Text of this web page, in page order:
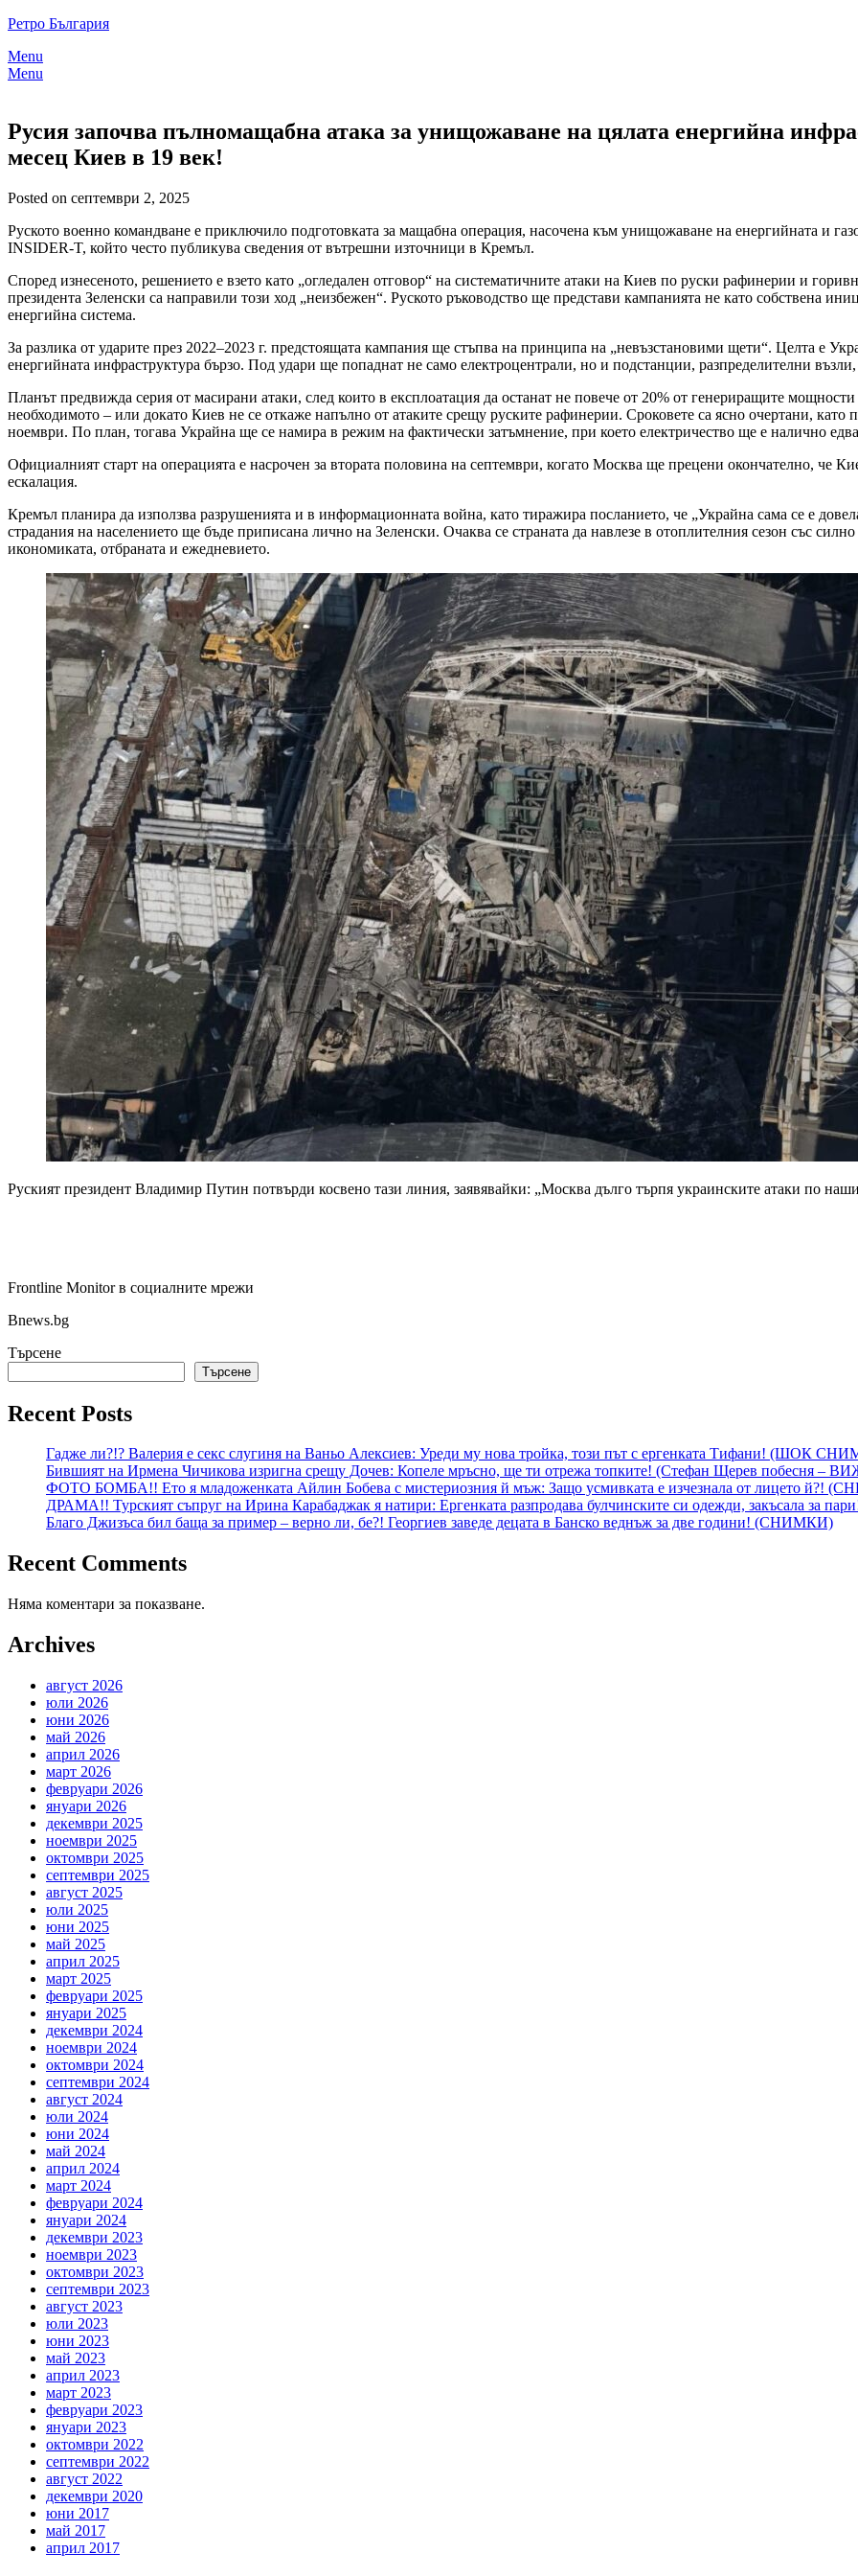
Skip
content
Ретро България
Menu
Menu
Русия започва пълномащабна атака за унищожаване на цялата енергийна
месец Киев в 19 век!
Posted on септември 2, 2025
Руското военно командване е приключило подготовката за мащабна операция, насочена към унищожаване на енергийната и
INSIDER-T, който често публикува сведения от вътрешни източници в Кремъл.
Според изнесеното, решението е взето като „огледален отговор“ на систематичните атаки на Киев по руски рафинерии и
президента Зеленски са направили този ход „неизбежен“. Руското ръководство ще представи кампанията не като собствена
енергийна система.
За разлика от ударите през 2022–2023 г. предстоящата кампания ще стъпва на принципа на „невъзстановими щети“. Целта е
енергийната инфраструктура бързо. Под удари ще попаднат не само електроцентрали, но и подстанции, разпределителни
Планът предвижда серия от масирани атаки, след които в експлоатация да останат не повече от 20% от генериращите
необходимото – или докато Киев не се откаже напълно от атаките срещу руските рафинерии. Сроковете са ясно очертани,
ноември. По план, тогава Украйна ще се намира в режим на фактически затъмнение, при което електричество ще е налично
Официалният старт на операцията е насрочен за втората половина на септември, когато Москва ще прецени окончателно, че
ескалация.
Кремъл планира да използва разрушенията и в информационната война, като тиражира посланието, че „Украйна сама се е
страдания на населението ще бъде приписана лично на Зеленски. Очаква се страната да навлезе в отоплителния сезон със
икономиката, отбраната и ежедневието.
Руският президент Владимир Путин потвърди косвено тази линия, заявявайки: „Москва дълго търпя украинските атаки по
Frontline Monitor в социалните мрежи
Bnews.bg
Търсене
Търсене
Recent Posts
Гадже ли?!? Валерия е секс слугиня на Ваньо Алексиев: Уреди му нова тройка, този път с ергенката Тифани! (ШОК
Бившият на Ирмена Чичикова изригна срещу Дочев: Копеле мръсно, ще ти отрежа топките! (Стефан Щерев побесня –
ФОТО БОМБА!! Ето я младоженката Айлин Бобева с мистериозния й мъж: Защо усмивката е изчезнала от лицето й?!
ДРАМА!! Турският съпруг на Ирина Карабаджак я натири: Ергенката разпродава булчинските си одежди, закъсала за
Благо Джизъса бил баща за пример – верно ли, бе?! Георгиев заведе децата в Банско веднъж за две години! (СНИМКИ)
Recent Comments
Няма коментари за показване.
Archives
август 2026
юли 2026
юни 2026
май 2026
април 2026
март 2026
февруари 2026
януари 2026
декември 2025
ноември 2025
октомври 2025
септември 2025
август 2025
юли 2025
юни 2025
май 2025
април 2025
март 2025
февруари 2025
януари 2025
декември 2024
ноември 2024
октомври 2024
септември 2024
август 2024
юли 2024
юни 2024
май 2024
април 2024
март 2024
февруари 2024
януари 2024
декември 2023
ноември 2023
октомври 2023
септември 2023
август 2023
юли 2023
юни 2023
май 2023
април 2023
март 2023
февруари 2023
януари 2023
октомври 2022
септември 2022
август 2022
декември 2020
юни 2017
май 2017
април 2017